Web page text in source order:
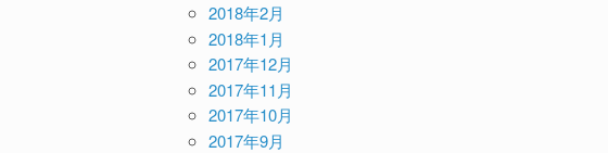
2018年2月
2018年1月
2017年12月
2017年11月
2017年10月
2017年9月